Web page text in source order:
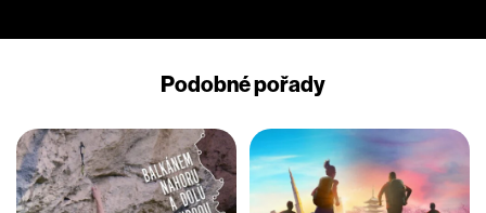
Podobné pořady